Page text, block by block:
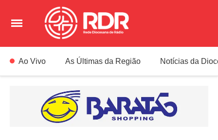
Ao Vivo As Últimas da Região Notícias da